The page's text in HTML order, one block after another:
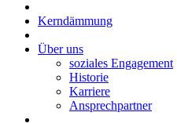
Kerndämmung
Über uns
soziales Engagement
Historie
Karriere
Ansprechpartner